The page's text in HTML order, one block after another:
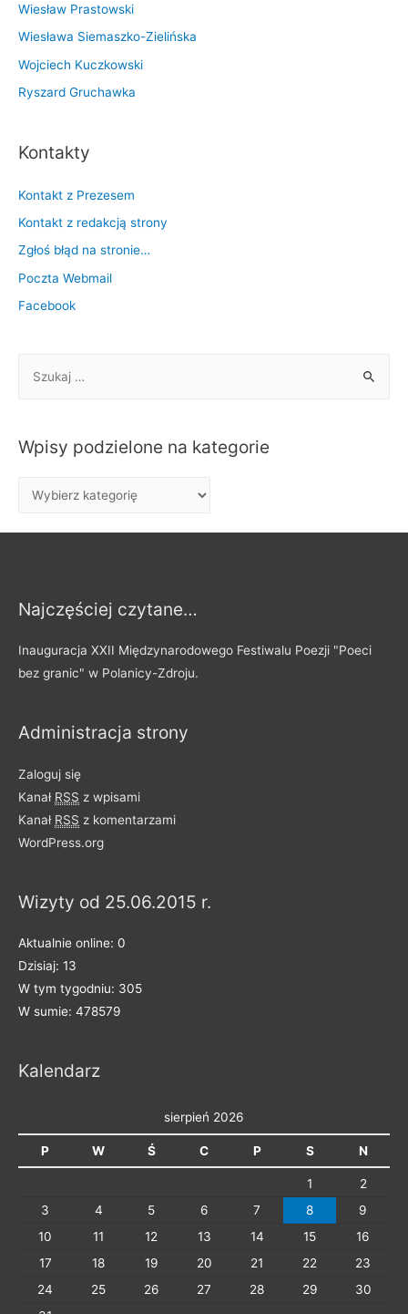
Wiesław Prastowski
Wiesława Siemaszko-Zielińska
Wojciech Kuczkowski
Ryszard Gruchawka
Kontakty
Kontakt z Prezesem
Kontakt z redakcją strony
Zgłoś błąd na stronie…
Poczta Webmail
Facebook
kWpisy podzielone na kategorie
p
e
k
e
g
i
Najczęściej czytane…
Inauguracja XXII Międzynarodowego Festiwalu Poezji "Poeci
bez granic" w Polanicy-Zdroju.
Administracja strony
Zaloguj się
Kanał RSS z wpisami
Kanał RSS z komentarzami
WordPress.org
Wizyty od 25.06.2015 r.
Aktualnie online: 0
Dzisiaj: 13
W tym tygodniu: 305
W sumie: 478579
Kalendarz
sierpień 2026
P W Ś C P S N
1
2
3
4 5 6 7 8
9
10
11 12 13 14 15
16
17
18 19 20 21 22
23
24
25 26 27 28 29
30